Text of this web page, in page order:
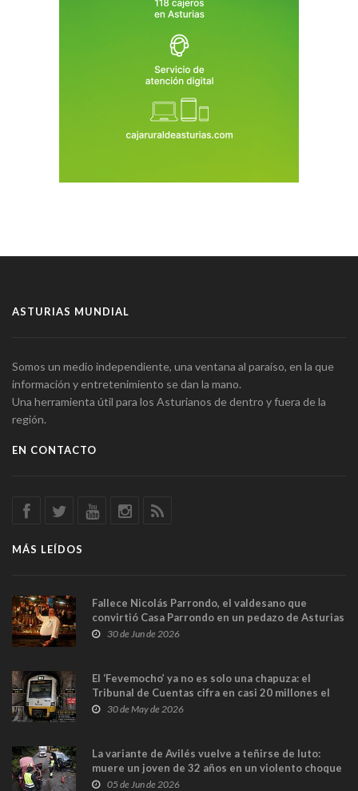
ASTURIAS MUNDIAL
Somos un medio independiente, una ventana al paraíso, en la que
información y entretenimiento se dan la mano.
Una herramienta útil para los Asturianos de dentro y fuera de la
región.
EN CONTACTO
MÁS LEÍDOS
Fallece Nicolás Parrondo, el valdesano que
convirtió Casa Parrondo en un pedazo de Asturias
en Madrid
30 de Jun de 2026
El ‘Fevemocho’ ya no es solo una chapuza: el
Tribunal de Cuentas cifra en casi 20 millones el
sobrecoste de los trenes que no cabían por los
30 de May de 2026
La variante de Avilés vuelve a teñirse de luto:
muere un joven de 32 años en un violento choque
frontal
05 de Jun de 2026